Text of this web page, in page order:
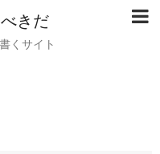
きだ
くサイト